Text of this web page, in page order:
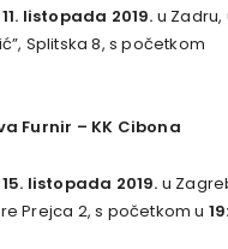
11. listopada 2019. u Zadru,
Splitska 8, s početkom
Furnir – KK Cibona
15. listopada 2019. u
Prejca 2, s početkom u